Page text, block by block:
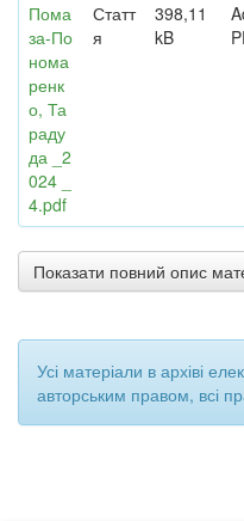
Пома
за-По
нома
ренк
о, Та
раду
да _2
024 _
4.pdf
Статт
я
398,11
kB
Показати повний опис
Усі матеріали в архіві
авторським правом, всі